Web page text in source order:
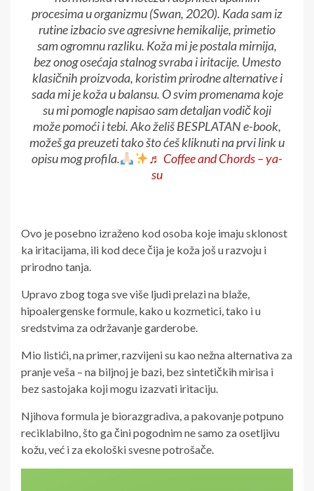
procesima u organizmu (Swan, 2020). Kada sam iz
rutine izbacio sve agresivne hemikalije, primetio
sam ogromnu razliku. Koža mi je postala mirnija,
bez onog osećaja stalnog svraba i iritacije. Umesto
klasičnih proizvoda, koristim prirodne alternative i
sada mi je koža u balansu. O svim promenama koje
su mi pomogle napisao sam detaljan vodič koji
može pomoći i tebi. Ako želiš BESPLATAN e-book,
možeš ga preuzeti tako što ćeš kliknuti na prvi link u
opisu mog profila.
♬ Coffee and Chords – ya-
su
Ovo je posebno izraženo kod osoba koje imaju sklonost
ka iritacijama, ili kod dece čija je koža još u razvoju i
prirodno tanja.
Upravo zbog toga sve više ljudi prelazi na blaže,
hipoalergenske formule, kako u kozmetici, tako i u
sredstvima za održavanje garderobe.
Mio listići, na primer, razvijeni su kao nežna alternativa za
pranje veša – na biljnoj je bazi, bez sintetičkih mirisa i
bez sastojaka koji mogu izazvati iritaciju.
Njihova formula je biorazgradiva, a pakovanje potpuno
reciklabilno, što ga čini pogodnim ne samo za osetljivu
kožu, već i za ekološki svesne potrošače.